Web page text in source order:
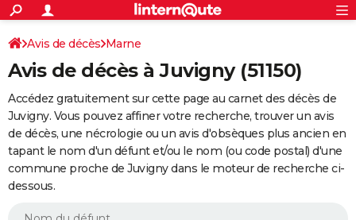
ACTUALITÉS
Politique
Société
Faits Divers
Education
Monde
Villes
+
SPORT
Coupe du monde 2026
Football
Tennis
Cyclisme
Rugby
Forum
Programme TV
TNT
Streaming
Cinéma
Sorties cinéma
Musique
+FINANCE
Retraite
Epargne
Immobilier
Risques naturels par ville
Assurance
AUTO
Essais
Réserver un essai
Citadines
Berlines
SUV
Forum auto
+
HIGH-TECH
BRICOLAGE
Avis de décès Marne
Avis de décès à Juvigny (51150)
Accédez gratuitement sur cette page au carnet des décès de
Juvigny. Vous pouvez affiner votre recherche, trouver un avis
de décès, une nécrologie ou un avis d'obsèques plus ancien en
tapant le nom d'un défunt et/ou le nom (ou code postal) d'une
commune proche de Juvigny dans le moteur de recherche ci-
dessous.